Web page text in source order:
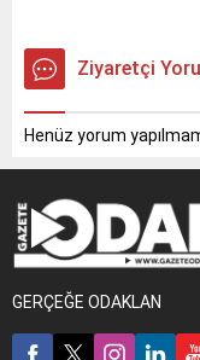
Ziyaretçi
Henüz yorum
GERÇEĞE ODAKLAN